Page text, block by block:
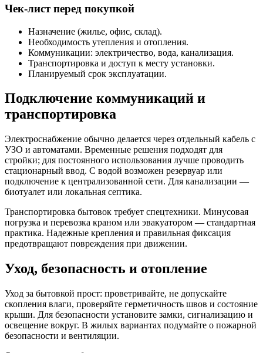
Чек-лист перед покупкой
Назначение (жилье, офис, склад).
Необходимость утепления и отопления.
Коммуникации: электричество, вода, канализация.
Транспортировка и доступ к месту установки.
Планируемый срок эксплуатации.
Подключение коммуникаций и
транспортировка
Электроснабжение обычно делается через отдельный кабель с
УЗО и автоматами. Временные решения подходят для
стройки; для постоянного использования лучше проводить
стационарный ввод. С водой возможен резервуар или
подключение к централизованной сети. Для канализации —
биотуалет или локальная септика.
Транспортировка бытовок требует спецтехники. Минусовая
погрузка и перевозка краном или эвакуатором — стандартная
практика. Надежные крепления и правильная фиксация
предотвращают повреждения при движении.
Уход, безопасность и отопление
Уход за бытовкой прост: проветривайте, не допускайте
скопления влаги, проверяйте герметичность швов и состояние
крыши. Для безопасности установите замки, сигнализацию и
освещение вокруг. В жилых вариантах подумайте о пожарной
безопасности и вентиляции.